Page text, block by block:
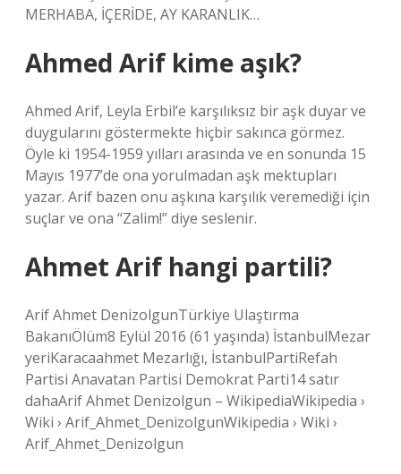
MERHABA, İÇERİDE, AY KARANLIK…
Ahmed Arif kime aşık?
Ahmed Arif, Leyla Erbil’e karşılıksız bir aşk duyar ve
duygularını göstermekte hiçbir sakınca görmez.
Öyle ki 1954-1959 yılları arasında ve en sonunda 15
Mayıs 1977’de ona yorulmadan aşk mektupları
yazar. Arif bazen onu aşkına karşılık veremediği için
suçlar ve ona “Zalim!” diye seslenir.
Ahmet Arif hangi partili?
Arif Ahmet DenizolgunTürkiye Ulaştırma
BakanıÖlüm8 Eylül 2016 (61 yaşında) İstanbulMezar
yeriKaracaahmet Mezarlığı, İstanbulPartiRefah
Partisi Anavatan Partisi Demokrat Parti14 satır
dahaArif Ahmet Denizolgun – WikipediaWikipedia ›
Wiki › Arif_Ahmet_DenizolgunWikipedia › Wiki ›
Arif_Ahmet_Denizolgun